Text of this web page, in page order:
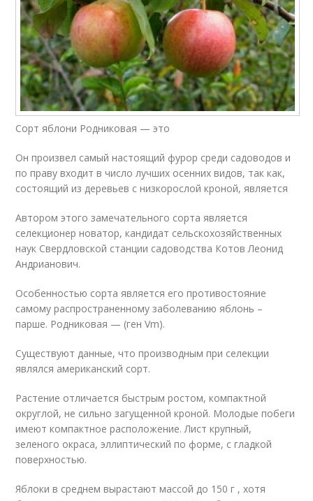
Сорт яблони Родниковая — это
Он произвел самый настоящий фурор среди садоводов и
по праву входит в число лучших осенних видов, так как,
состоящий из деревьев с низкорослой кроной, является
Автором этого замечательного сорта является
селекционер новатор, кандидат сельскохозяйственных
наук Свердловской станции садоводства Котов Леонид
Андрианович.
Особенностью сорта является его противостояние
самому распространенному заболеванию яблонь –
парше. Родниковая — (ген Vm).
Существуют данные, что производным при селекции
являлся американский сорт.
Растение отличается быстрым ростом, компактной
округлой, не сильно загущенной кроной. Молодые побеги
имеют компактное расположение. Лист крупный,
зеленого окраса, эллиптический по форме, с гладкой
поверхностью.
Яблоки в среднем вырастают массой до 150 г , хотя